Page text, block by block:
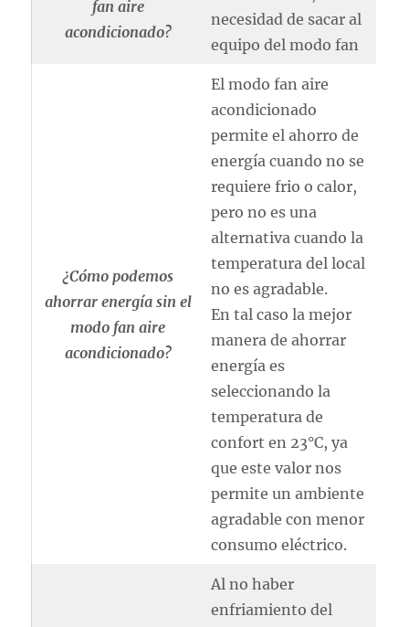
fan aire
acondicionado?
necesidad de sacar al
equipo del modo fan
¿Cómo podemos
ahorrar energía sin el
modo fan aire
acondicionado?
El modo fan aire
acondicionado
permite el ahorro de
energía cuando no se
requiere frio o calor,
pero no es una
alternativa cuando la
temperatura del local
no es agradable.
En tal caso la mejor
manera de ahorrar
energía es
seleccionando la
temperatura de
confort en 23°C, ya
que este valor nos
permite un ambiente
agradable con menor
consumo eléctrico.
Al no haber
enfriamiento del